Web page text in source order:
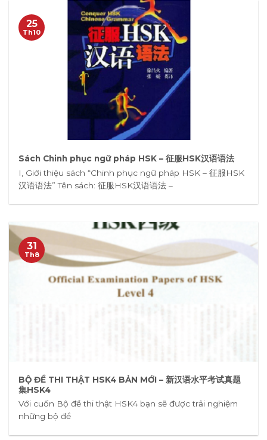
Sách Chinh phục ngữ pháp HSK – 征服HSK汉语语法
I, Giới thiệu sách “Chinh phục ngữ pháp HSK – 征服HSK
汉语语法” Tên sách: 征服HSK汉语语法 –
25
Th10
BỘ ĐỀ THI THẬT HSK4 BẢN MỚI – 新汉语水平考试真题
集HSK4
Với cuốn Bộ đề thi thật HSK4 bạn sẽ được trải nghiệm
những bộ đề
31
Th8